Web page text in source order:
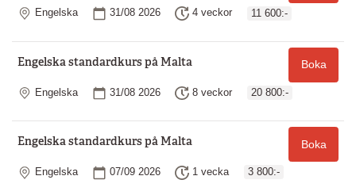
Plats
Engelska Startdatum
31/08 2026 Längd
4 veckor 11 600:-
Engelska standardkurs på Malta Boka
Plats
Engelska Startdatum
31/08 2026 Längd
8 veckor 20 800:-
Engelska standardkurs på Malta Boka
Plats
Engelska Startdatum
07/09 2026 Längd
1 vecka 3 800:-